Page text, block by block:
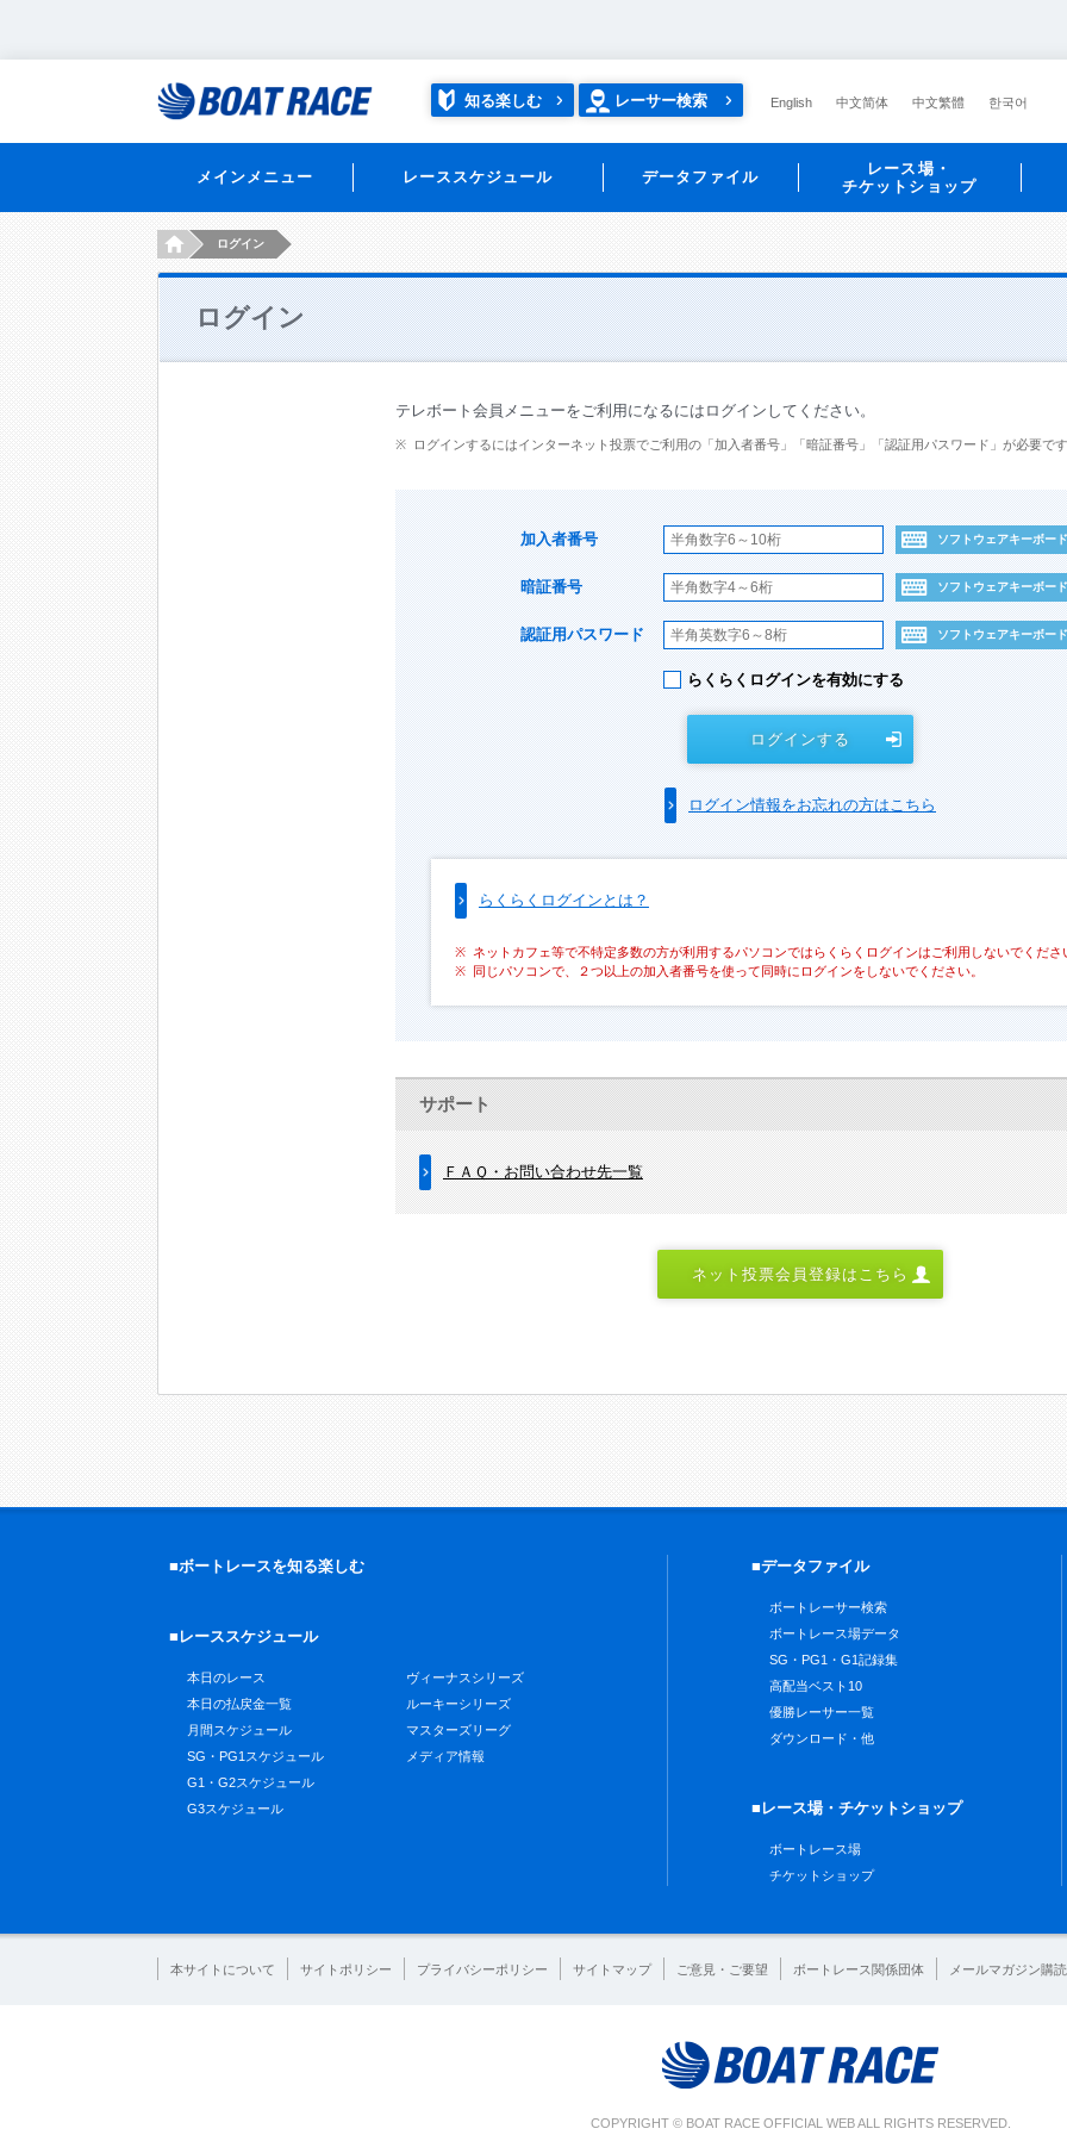
知る楽しむ レーサー検索 English 中文简体 中文繁體 한국어
メインメニュー レーススケジュール データファイル
レース場・
チケットショップ
HOMEログイン
ログイン
テレボート会員メニューをご利用になるにはログインしてください。
ログインするにはインターネット投票でご利用の「加入者番号」「暗証番号」「認証用パスワード」が必要です
加入者番号 ソフトウェアキーボード
暗証番号 ソフトウェアキーボード
認証用パスワード ソフトウェアキーボード
らくらくログインを有効にする
ログインする
ログイン情報をお忘れの方はこちら
らくらくログインとは？
ネットカフェ等で不特定多数の方が利用するパソコンではらくらくログインはご利用しないでくださ
同じパソコンで、２つ以上の加入者番号を使って同時にログインをしないでください。
サポート
ＦＡＱ・お問い合わせ先一覧
ネット投票会員登録はこちら
■ボートレースを知る楽しむ
■レーススケジュール
本日のレース
本日の払戻金一覧
月間スケジュール
SG・PG1スケジュール
G1・G2スケジュール
G3スケジュール
ヴィーナスシリーズ
ルーキーシリーズ
マスターズリーグ
メディア情報
■データファイル
ボートレーサー検索
ボートレース場データ
SG・PG1・G1記録集
高配当ベスト10
優勝レーサー一覧
ダウンロード・他
■レース場・チケットショップ
ボートレース場
チケットショップ
本サイトについて サイトポリシー プライバシーポリシー サイトマップ ご意見・ご要望 ボートレース関係団体 メールマガジン購読
COPYRIGHT © BOAT RACE OFFICIAL WEB ALL RIGHTS RESERVED.